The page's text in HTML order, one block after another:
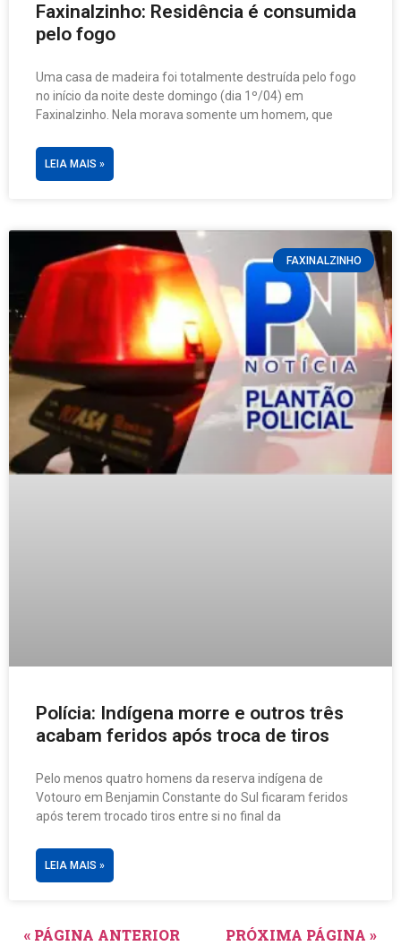
Faxinalzinho: Residência é consumida
pelo fogo
Uma casa de madeira foi totalmente destruída pelo fogo
no início da noite deste domingo (dia 1º/04) em
Faxinalzinho. Nela morava somente um homem, que
LEIA MAIS »
FAXINALZINHO
Polícia: Indígena morre e outros três
acabam feridos após troca de tiros
Pelo menos quatro homens da reserva indígena de
Votouro em Benjamin Constante do Sul ficaram feridos
após terem trocado tiros entre si no final da
LEIA MAIS »
« PÁGINA ANTERIOR PRÓXIMA PÁGINA »